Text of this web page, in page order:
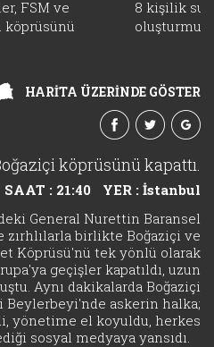
FSM ve
köprüsünü
8 kişilik
HARİTA ÜZERİNDE GÖSTER
köprüsünü kapattı.
SAAT : 21:40
YER : İstanbul
General Nurettin Baransel
zırhlılarla birlikte Boğaziçi ve
Köprüsü'nü tek yönlü olarak
geçişler kapatıldı, uzun
Aynı dakikalarda Boğaziçi
Beylerbeyi'nde askerin halka;
yönetime el koyuldu, herkes
sosyal medyaya yansıdı.